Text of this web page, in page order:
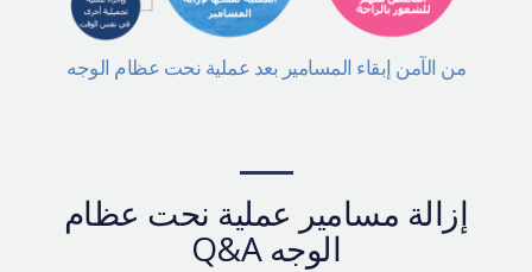
من الآمن إبقاء المسامير بعد عملية نحت عظام الوجه
إزالة مسامير عملية نحت عظام
الوجه Q&A